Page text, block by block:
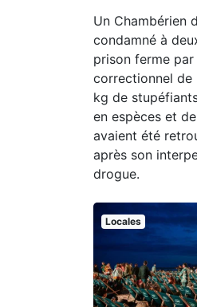
Un Chambérien
condamné à
prison ferme
correctionnel de
kg de
en espèces et
avaient été
après son
drogue.
Locales